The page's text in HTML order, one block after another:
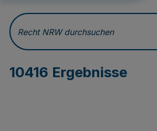
Suchergebnisse
Recht NRW durchsuchen
10416 Ergebnisse